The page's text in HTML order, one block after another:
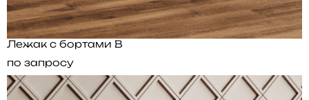
Лежак с бортами B
по запросу